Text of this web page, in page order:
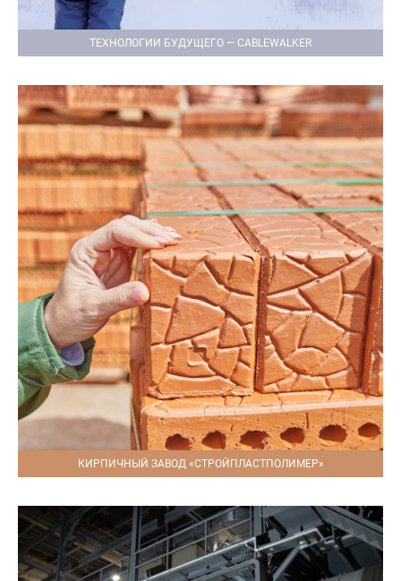
ТЕХНОЛОГИИ БУДУЩЕГО — CABLEWALKER
КИРПИЧНЫЙ ЗАВОД «СТРОЙПЛАСТПОЛИМЕР»